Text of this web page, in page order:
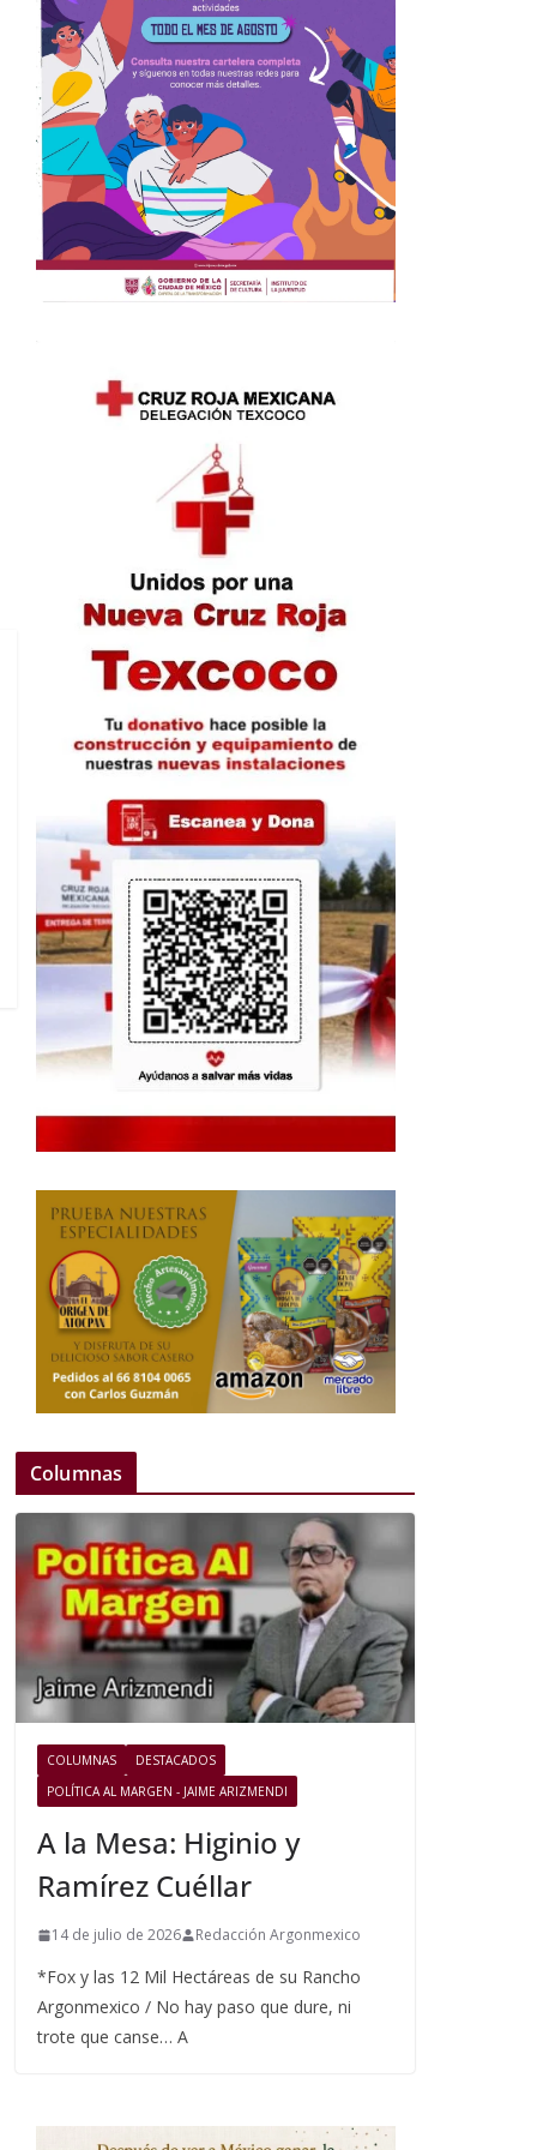
Columnas
COLUMNAS
DESTACADOS
POLÍTICA AL MARGEN - JAIME ARIZMENDI
A la Mesa: Higinio y
Ramírez Cuéllar
14 de julio de 2026 Redacción Argonmexico
*Fox y las 12 Mil Hectáreas de su Rancho
Argonmexico / No hay paso que dure, ni
trote que canse… A